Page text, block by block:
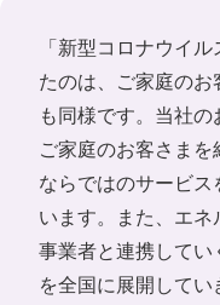
「新型コロナウイ
たのは、ご家庭の
も同様です。当社の
ご家庭のお客さま
ならではのサービ
います。また、エ
事業者と連携してい
を全国に展開してい